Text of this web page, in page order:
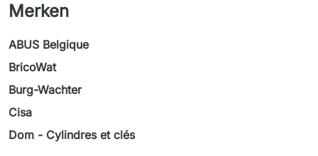
Merken
ABUS Belgique
BricoWat
Burg-Wachter
Cisa
Dom - Cylindres et clés